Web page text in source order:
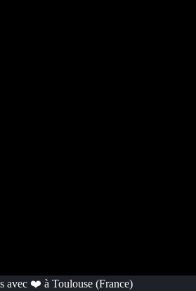
avec ❤️ à Toulouse (France)